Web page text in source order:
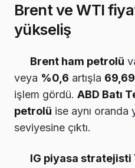
Brent ve WTI
yükseliş
Brent ham petrolü
veya %0,6 artışla
işlem gördü. ABD Batı
petrolü ise aynı oranda
seviyesine çıktı.
IG piyasa stratejisti